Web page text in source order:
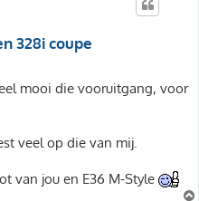
328i coupe
mooi die vooruitgang, voor
veel op die van mij.
van jou en E36 M-Style